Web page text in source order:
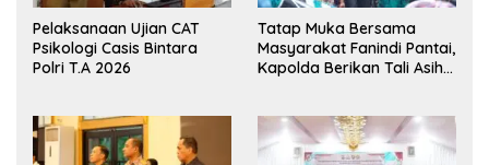
Pelaksanaan Ujian CAT
Psikologi Casis Bintara
Polri T.A 2026
Tatap Muka Bersama
Masyarakat Fanindi Pantai,
Kapolda Berikan Tali Asih